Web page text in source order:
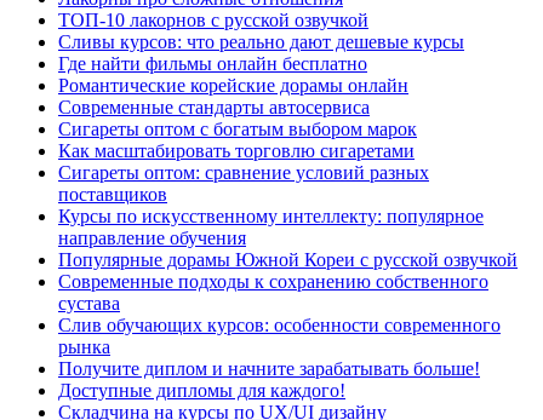
ТОП-10 лакорнов с русской озвучкой
Сливы курсов: что реально дают дешевые курсы
Где найти фильмы онлайн бесплатно
Романтические корейские дорамы онлайн
Современные стандарты автосервиса
Сигареты оптом с богатым выбором марок
Как масштабировать торговлю сигаретами
Сигареты оптом: сравнение условий разных
поставщиков
Курсы по искусственному интеллекту: популярное
направление обучения
Популярные дорамы Южной Кореи с русской озвучкой
Современные подходы к сохранению собственного
сустава
Слив обучающих курсов: особенности современного
рынка
Получите диплом и начните зарабатывать больше!
Доступные дипломы для каждого!
Складчина на курсы по UX/UI дизайну